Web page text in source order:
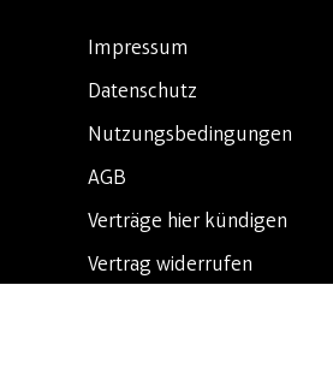
Impressum
Datenschutz
Nutzungsbedingungen
AGB
Verträge hier kündigen
Vertrag widerrufen